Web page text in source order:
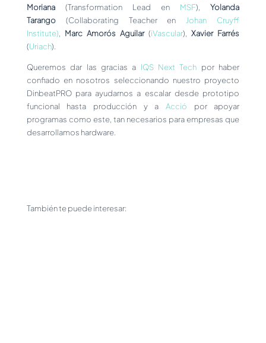
Moriana(Transformation Lead en MSF),Yolanda
Tarango(Collaborating Teacher en
Johan Cruyff
Institute), Marc Amorós Aguilar(iVascular),Xavier Farrés
(Uriach).
Queremos dar las gracias a IQS Next Tech por haber
confiado en nosotros seleccionando nuestro proyecto
DinbeatPRO para ayudarnos a escalar desde prototipo
funcional hasta producción y a Acció por apoyar
programas como este, tan necesarios para empresas que
desarrollamos hardware.
También te puede interesar: